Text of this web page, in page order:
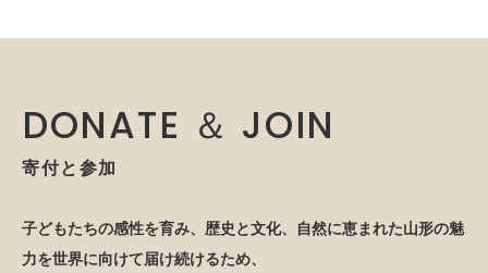
DONATE ＆ JOIN
寄付と参加
子どもたちの感性を育み、歴史と文化、自然に恵まれた山形の魅
力を世界に向けて届け続けるため、